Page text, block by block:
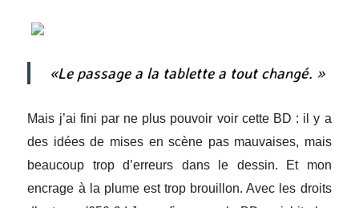
«Le passage a la tablette a tout changé. »
Mais j’ai fini par ne plus pouvoir voir cette BD : il y a
des idées de mises en scène pas mauvaises, mais
beaucoup trop d’erreurs dans le dessin. Et mon
encrage à la plume est trop brouillon. Avec les droits